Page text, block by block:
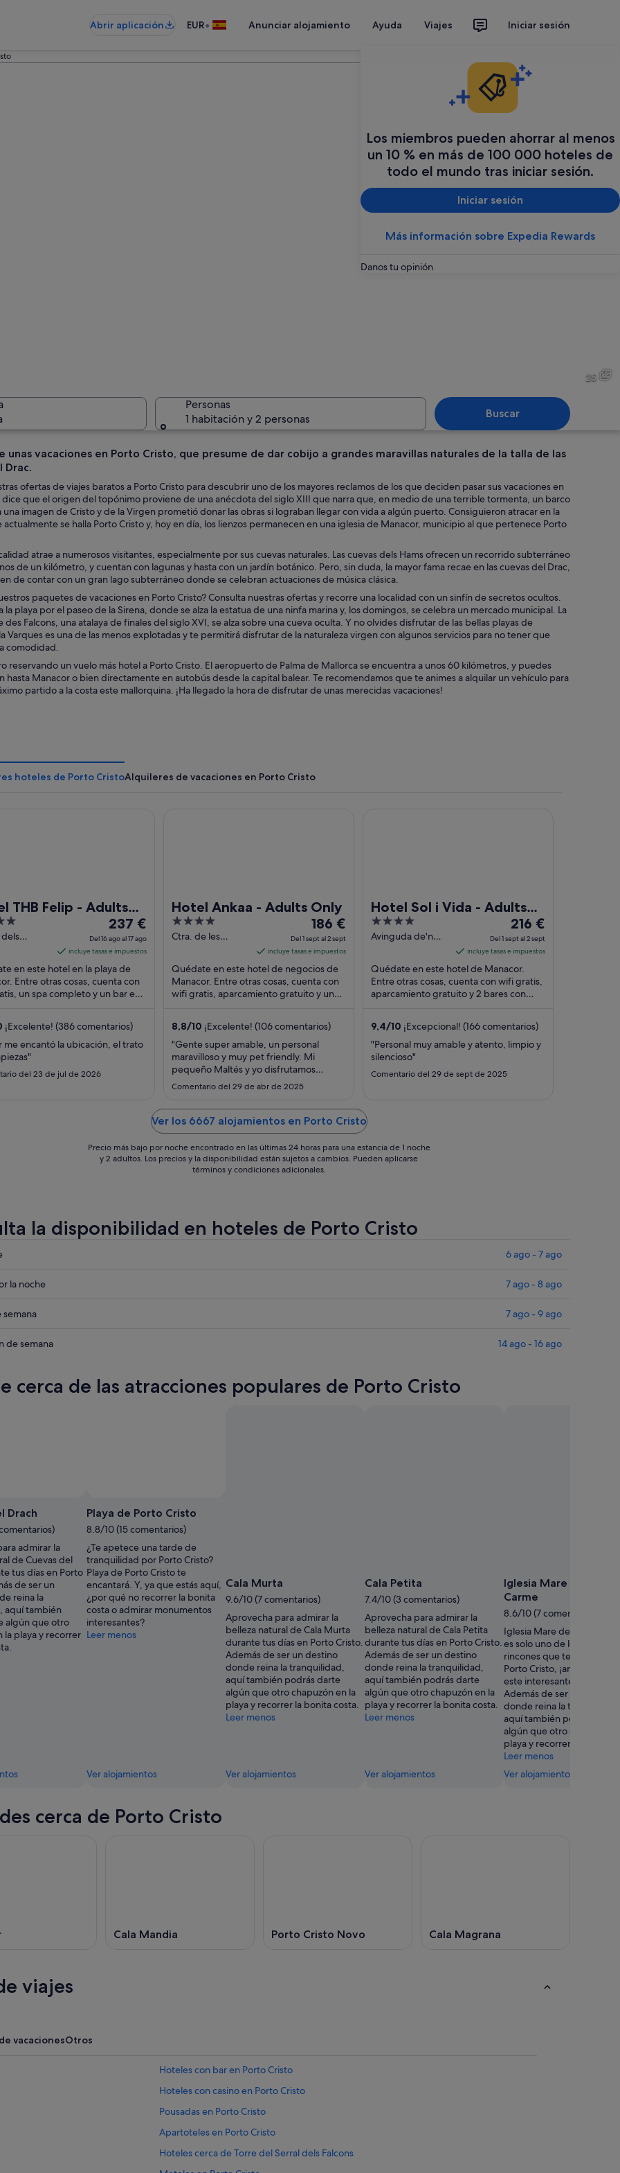
Abrir aplicación EUR• Anunciar alojamiento Ayuda Viajes Iniciar sesión
Los miembros pueden ahorrar al menos
un 10 % en más de 100 000 hoteles de
todo el mundo tras iniciar sesión.
Iniciar sesión
Más información sobre Expedia Rewards
Danos tu opinión
formaciones rocosas y aguas azul turquesa.
25
Personas
1 habitación y 2 personas
Buscar
unas vacaciones en Porto Cristo, que presume de dar cobijo a grandes maravillas naturales de la talla de las
Drac.
ofertas de viajes baratos a Porto Cristo para descubrir uno de los mayores reclamos de los que deciden pasar sus vacaciones en
dice que el origen del topónimo proviene de una anécdota del siglo XIII que narra que, en medio de una terrible tormenta, un barco
imagen de Cristo y de la Virgen prometió donar las obras si lograban llegar con vida a algún puerto. Consiguieron atracar en la
actualmente se halla Porto Cristo y, hoy en día, los lienzos permanecen en una iglesia de Manacor, municipio al que pertenece Porto
atrae a numerosos visitantes, especialmente por sus cuevas naturales. Las cuevas dels Hams ofrecen un recorrido subterráneo
de un kilómetro, y cuentan con lagunas y hasta con un jardín botánico. Pero, sin duda, la mayor fama recae en las cuevas del Drac,
de contar con un gran lago subterráneo donde se celebran actuaciones de música clásica.
paquetes de vacaciones en Porto Cristo? Consulta nuestras ofertas y recorre una localidad con un sinfín de secretos ocultos.
la playa por el paseo de la Sirena, donde se alza la estatua de una ninfa marina y, los domingos, se celebra un mercado municipal. La
des Falcons, una atalaya de finales del siglo XVI, se alza sobre una cueva oculta. Y no olvides disfrutar de las bellas playas de
Varques es una de las menos explotadas y te permitirá disfrutar de la naturaleza virgen con algunos servicios para no tener que
comodidad.
reservando un vuelo más hotel a Porto Cristo. El aeropuerto de Palma de Mallorca se encuentra a unos 60 kilómetros, y puedes
hasta Manacor o bien directamente en autobús desde la capital balear. Te recomendamos que te animes a alquilar un vehículo para
partido a la costa este mallorquina. ¡Ha llegado la hora de disfrutar de unas merecidas vacaciones!
hoteles de Porto CristoAlquileres de vacaciones en Porto Cristo
THB Felip - Adults
El
precio
es
de
237 €
por
del
ago
237 €
Del 16 ago al 17 ago
incluye tasas e impuestos
en este hotel en la playa de
Entre otras cosas, cuenta con
un spa completo y un bar en
¡Excelente! (386 comentarios)
me encantó la ubicación, el trato
del 23 de jul de 2026
Hotel Ankaa - Adults Only
4
out
5
Ctra. de les
Illes Balears,
Spain
El
precio
es
de
186 €
por
del
sept
al
186 €
Del 1 sept al 2 sept
incluye tasas e impuestos
Quédate en este hotel de negocios de
Manacor. Entre otras cosas, cuenta con
wifi gratis, aparcamiento gratuito y una
8,8/10 ¡Excelente! (106 comentarios)
"Gente super amable, un personal
maravilloso y muy pet friendly. Mi
pequeño Maltés y yo disfrutamos
mucho sobre todo del personal un 10 a
Comentario del 29 de abr de 2025
Hotel Sol i Vida - Adults
Only
4
out
5
Avinguda de'n
Manacor
El
precio
es
de
216 €
por
del
1
sept
216 €
Del 1 sept al 2 sept
incluye tasas e impuestos
Quédate en este hotel de Manacor.
Entre otras cosas, cuenta con wifi gratis,
aparcamiento gratuito y 2 bares con
9,4/10 ¡Excepcional! (166 comentarios)
"Personal muy amable y atento, limpio y
silencioso"
Comentario del 29 de sept de 2025
Ver los 6667 alojamientos en Porto Cristo
Precio más bajo por noche encontrado en las últimas 24 horas para una estancia de 1 noche
y 2 adultos. Los precios y la disponibilidad están sujetos a cambios. Pueden aplicarse
términos y condiciones adicionales.
la disponibilidad en hoteles de Porto Cristo
6 ago - 7 ago
la noche 7 ago - 8 ago
semana 7 ago - 9 ago
de semana 14 ago - 16 ago
cerca de las atracciones populares de Porto Cristo
gratuita
de
Robert
Szczecinski
Drach
admirar la
de Cuevas del
tus días en Porto
de ser un
reina la
aquí también
algún que otro
la playa y recorrer
Playa de Porto Cristo
8.8/10 (15 comentarios)
¿Te apetece una tarde de
tranquilidad por Porto Cristo?
Playa de Porto Cristo te
encantará. Y, ya que estás aquí,
¿por qué no recorrer la bonita
costa o admirar monumentos
interesantes?
Leer menos
Ver alojamientos
Cala Murta
9.6/10 (7 comentarios)
Aprovecha para admirar la
belleza natural de Cala Murta
durante tus días en Porto Cristo.
Además de ser un destino
donde reina la tranquilidad,
aquí también podrás darte
algún que otro chapuzón en la
playa y recorrer la bonita costa.
Leer menos
Ver alojamientos
Cala Petita
7.4/10 (3 comentarios)
Aprovecha para admirar la
belleza natural de Cala Petita
durante tus días en Porto Cristo.
Además de ser un destino
donde reina la tranquilidad,
aquí también podrás darte
algún que otro chapuzón en la
playa y recorrer la bonita costa.
Leer menos
Ver alojamientos
Iglesia Mare de Déu
Carme
8.6/10 (7 comentarios)
Iglesia Mare de Déu del
es solo uno de los muchos
rincones que te esperan
Porto Cristo, ¡anímate a
este interesante destino!
Además de ser un destino
donde reina la
aquí también podrás darte
algún que otro chapuzón
playa y recorrer la bonita
Leer menos
Ver alojamientos
cerca de Porto Cristo
Cala Mandia Porto Cristo Novo Cala Magrana
viajes
vacacionesOtros
Hoteles con bar en Porto Cristo
Hoteles con casino en Porto Cristo
Pousadas en Porto Cristo
Apartoteles en Porto Cristo
Hoteles cerca de Torre del Serral dels Falcons